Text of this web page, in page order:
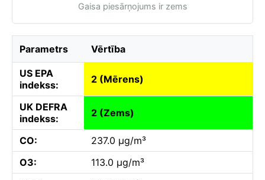
Gaisa piesārņojums ir zems
Parametrs Vērtība
US EPA
indekss:
2 (Mērens)
UK DEFRA
indekss:
2 (Zems)
CO:
237.0 µg/m³
O3:
113.0 µg/m³